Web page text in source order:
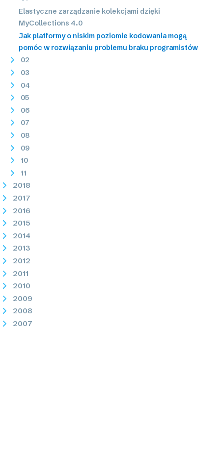
Elastyczne zarządzanie kolekcjami dzięki
MyCollections 4.0
Jak platformy o niskim poziomie kodowania mogą
pomóc w rozwiązaniu problemu braku programistów
02
03
04
05
06
07
08
09
10
11
2018
2017
2016
2015
2014
2013
2012
2011
2010
2009
2008
2007